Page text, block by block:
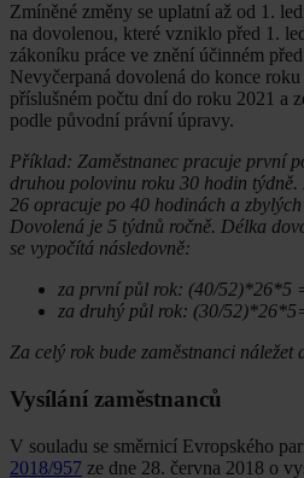
Zmíněné změny se uplatní až od 1.
na dovolenou, které vzniklo před 1.
zákoníku práce ve znění účinném
Nevyčerpaná dovolená do konce
příslušném počtu dní do roku 2021 a
podle původní právní úpravy.
Příklad: Zaměstnanec pracuje první
druhou polovinu roku 30 hodin týdně.
26 opracuje po 40 hodinách a
Dovolená je 5 týdnů ročně. Délka
se vypočítá následovně:
za první půl rok: (40/52)*26*5
za druhý půl rok: (30/
Za celý rok bude zaměstnanci náležet
Vysílání zaměstnanců
V souladu se směrnicí Evropského
2018/957 ze dne 28. června 2018 o